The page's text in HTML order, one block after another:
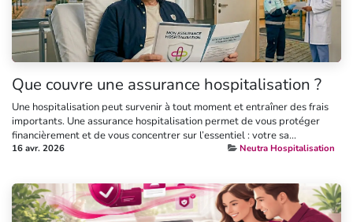
Que couvre une assurance hospitalisation ?
Une hospitalisation peut survenir à tout moment et entraîner des frais
importants. Une assurance hospitalisation permet de vous protéger
financièrement et de vous concentrer sur l’essentiel : votre sa...
16 avr. 2026 Neutra Hospitalisation